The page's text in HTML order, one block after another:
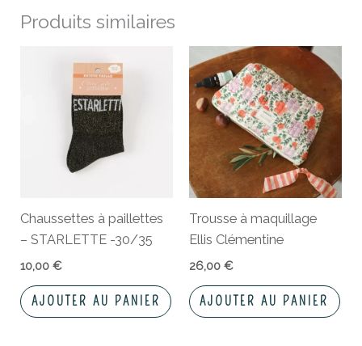
Produits similaires
Chaussettes à paillettes
– STARLETTE -30/35
10,00€
AJOUTER AU PANIER
Trousse à maquillage
Ellis Clémentine
26,00 €
AJOUTER AU PANIER